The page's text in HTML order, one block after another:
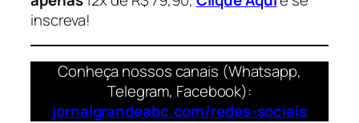
inscreva!
Conheça nossos canais (Whatsapp,
Telegram, Facebook):
jornalgrandeabc.com/redes-sociais